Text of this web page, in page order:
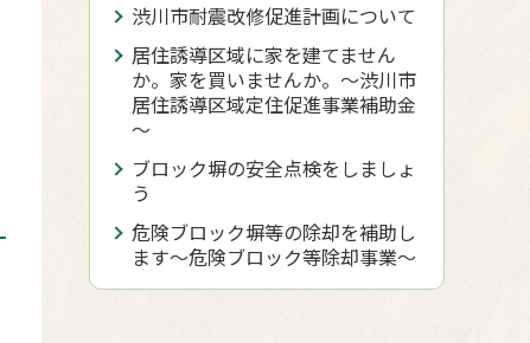
渋川市耐震改修促進計画について
居住誘導区域に家を建てません
か。家を買いませんか。～渋川市
居住誘導区域定住促進事業補助金
～
ブロック塀の安全点検をしましょ
う
危険ブロック塀等の除却を補助し
ます～危険ブロック等除却事業～